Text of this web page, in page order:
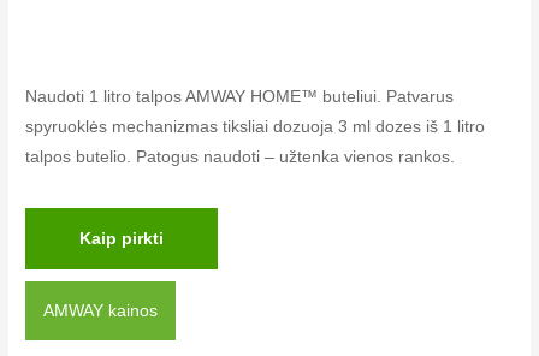
Naudoti 1 litro talpos AMWAY HOME™ buteliui. Patvarus
spyruoklės mechanizmas tiksliai dozuoja 3 ml dozes iš 1 litro
talpos butelio. Patogus naudoti – užtenka vienos rankos.
Kaip pirkti
AMWAY kainos